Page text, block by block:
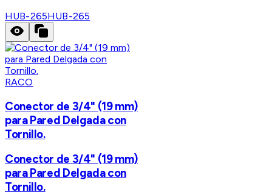
HUB-265HUB-265
RACO
Conector de 3/4" (19 mm)
para Pared Delgada con
Tornillo.
Conector de 3/4" (19 mm)
para Pared Delgada con
Tornillo.